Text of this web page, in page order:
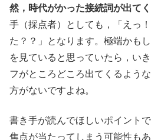
然，時代がかった接続詞が出て
手（採点者）としても，「えっ
た？？」となります。極端かも
を見ていると思っていたら，い
フがところどころ出てくるよう
方がないですよね。
書き手が読んでほしいポイント
焦点が当たってしまう可能性も